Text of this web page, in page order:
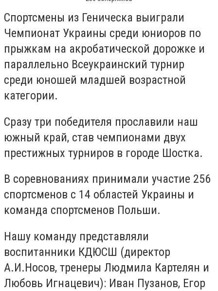
Спортсмены из Геническа выиграли
Чемпионат Украины среди юниоров по
прыжкам на акробатической дорожке и
параллельно Всеукраинский турнир
среди юношей младшей возрастной
категории.
Сразу три победителя прославили наш
южный край, став чемпионами двух
престижных турниров в городе Шостка.
В соревнованиях принимали участие 256
спортсменов с 14 областей Украины и
команда спортсменов Польши.
Нашу команду представляли
воспитанники КДЮСШ (директор
А.И.Носов, тренеры Людмила Картелян и
Любовь Игнацевич): Иван Пузанов, Егор